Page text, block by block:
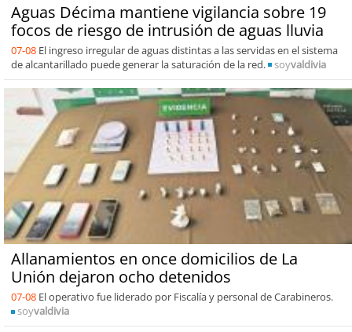
Aguas Décima mantiene vigilancia sobre 19
focos de riesgo de intrusión de aguas lluvia
07-08 El ingreso irregular de aguas distintas a las servidas en el sistema
de alcantarillado puede generar la saturación de la red.
soyvaldivia
Allanamientos en once domicilios de La
Unión dejaron ocho detenidos
07-08 El operativo fue liderado por Fiscalía y personal de Carabineros.
soyvaldivia